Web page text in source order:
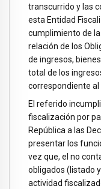
transcurrido y las
esta Entidad
cumplimiento de
relación de los
de ingresos,
total de los
correspondiente al
El referido
fiscalización por
República a las
presentar los
vez que, el no
obligados (listado
actividad